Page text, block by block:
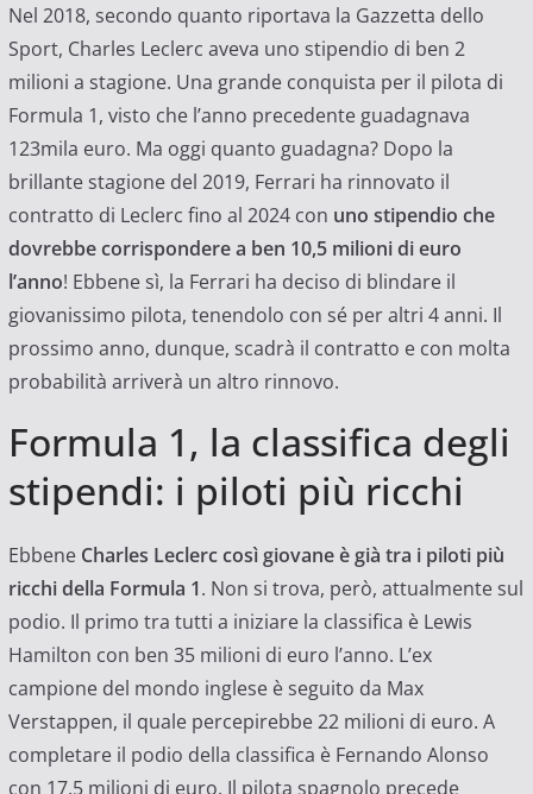
Nel 2018, secondo quanto riportava la Gazzetta dello
Sport, Charles Leclerc aveva uno stipendio di ben 2
milioni a stagione. Una grande conquista per il pilota di
Formula 1, visto che l’anno precedente guadagnava
123mila euro. Ma oggi quanto guadagna? Dopo la
brillante stagione del 2019, Ferrari ha rinnovato il
contratto di Leclerc fino al 2024 con uno stipendio che
dovrebbe corrispondere a ben 10,5 milioni di euro
l’anno! Ebbene sì, la Ferrari ha deciso di blindare il
giovanissimo pilota, tenendolo con sé per altri 4 anni. Il
prossimo anno, dunque, scadrà il contratto e con molta
probabilità arriverà un altro rinnovo.
Formula 1, la classifica degli
stipendi: i piloti più ricchi
EbbeneCharles Leclerc così giovane è già tra i piloti più
ricchi della Formula 1. Non si trova, però, attualmente sul
podio. Il primo tra tutti a iniziare la classifica è Lewis
Hamilton con ben 35 milioni di euro l’anno. L’ex
campione del mondo inglese è seguito da Max
Verstappen, il quale percepirebbe 22 milioni di euro. A
completare il podio della classifica è Fernando Alonso
con 17,5 milioni di euro. Il pilota spagnolo precede